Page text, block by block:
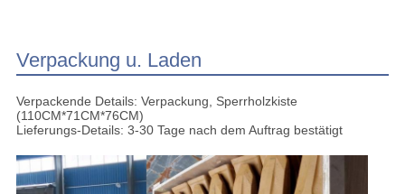
Verpackung u. Laden
Verpackende Details: Verpackung, Sperrholzkiste
(110CM*71CM*76CM)
Lieferungs-Details: 3-30 Tage nach dem Auftrag bestätigt